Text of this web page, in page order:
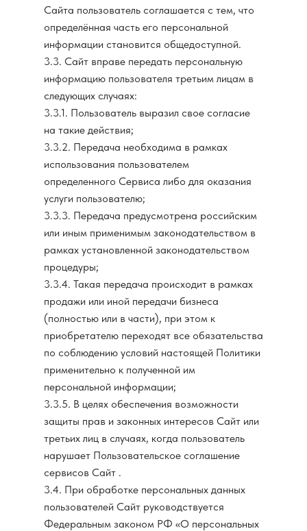
Сайта пользователь соглашается с тем, что
определённая часть его персональной
информации становится общедоступной.
3.3. Сайт вправе передать персональную
информацию пользователя третьим лицам в
следующих случаях:
3.3.1. Пользователь выразил свое согласие
на такие действия;
3.3.2. Передача необходима в рамках
использования пользователем
определенного Сервиса либо для оказания
услуги пользователю;
3.3.3. Передача предусмотрена российским
или иным применимым законодательством в
рамках установленной законодательством
процедуры;
3.3.4. Такая передача происходит в рамках
продажи или иной передачи бизнеса
(полностью или в части), при этом к
приобретателю переходят все обязательства
по соблюдению условий настоящей Политики
применительно к полученной им
персональной информации;
3.3.5. В целях обеспечения возможности
защиты прав и законных интересов Сайт или
третьих лиц в случаях, когда пользователь
нарушает Пользовательское соглашение
сервисов Сайт .
3.4. При обработке персональных данных
пользователей Сайт руководствуется
Федеральным законом РФ «О персональных